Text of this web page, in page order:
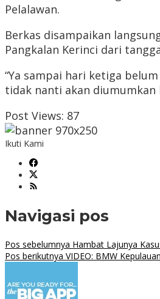
Pelalawan.
Berkas disampaikan
Pangkalan Kerinci dari
“Ya sampai hari ketiga
tidak nanti akan diumumkan
Post Views: 87
Ikuti Kami
Navigasi pos
Pos sebelumnya Hambat Lajunya
Pos berikutnya VIDEO: BMW